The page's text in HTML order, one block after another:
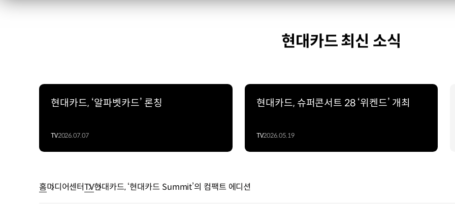
현대카드 최신 소식
현대카드, ‘알파벳카드’ 론칭
TV2026.07.07
현대카드, 슈퍼콘서트 28 ‘위켄드’ 개최
TV2026.05.19
홈미디어센터TV현대카드, ‘현대카드 Summit’의 컴팩트 에디션